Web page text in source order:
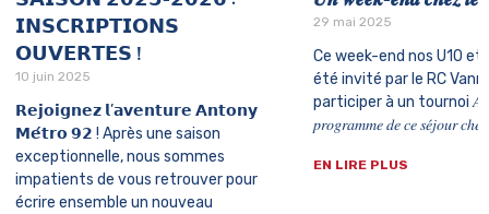
𝗜𝗡𝗦𝗖𝗥𝗜𝗣𝗧𝗜𝗢𝗡𝗦
𝗢𝗨𝗩𝗘𝗥𝗧𝗘𝗦 !
10 juin 2025
𝗥𝗲𝗷𝗼𝗶𝗴𝗻𝗲𝘇 𝗹’𝗮𝘃𝗲𝗻𝘁𝘂𝗿𝗲 𝗔𝗻𝘁𝗼𝗻𝘆
𝗠𝗲́𝘁𝗿𝗼 𝟵𝟮 ! Après une saison
exceptionnelle, nous sommes
impatients de vous retrouver pour
écrire ensemble un nouveau
29 mai 2025
Ce week-end nos U10 et
été invité par le RC
participer à un tournoi 𝐴𝑢
𝑝𝑟𝑜𝑔𝑟𝑎𝑚𝑚𝑒 𝑑𝑒 𝑐𝑒 𝑠𝑒́𝑗𝑜𝑢𝑟 𝑐ℎ𝑒𝑧
EN LIRE PLUS